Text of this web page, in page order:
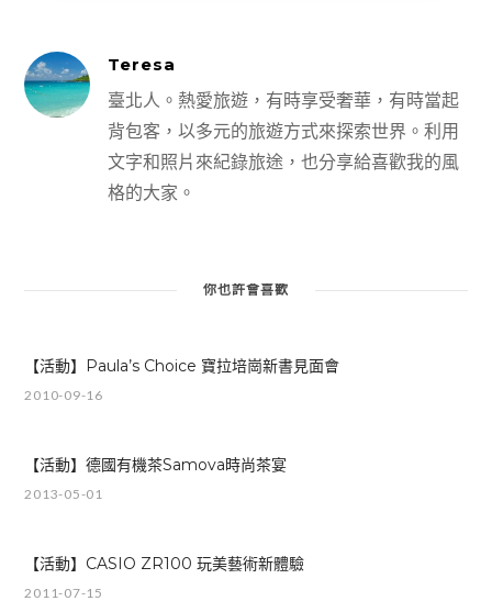
Teresa
臺北人。熱愛旅遊，有時享受奢華，有時當起
背包客，以多元的旅遊方式來探索世界。利用
文字和照片來紀錄旅途，也分享給喜歡我的風
格的大家。
你也許會喜歡
【活動】Paula’s Choice 寶拉培崗新書見面會
2010-09-16
【活動】德國有機茶Samova時尚茶宴
2013-05-01
【活動】CASIO ZR100 玩美藝術新體驗
2011-07-15